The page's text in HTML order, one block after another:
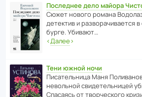
Последнее дело майора
Сюжет нового романа
дете­ктив и
бурге. Убивают…
‹Далее›
Тени южной ночи
Писа­тель­ница Маня
невольной свиде­тель­ницей
Спасаясь от твор­че­с­кого